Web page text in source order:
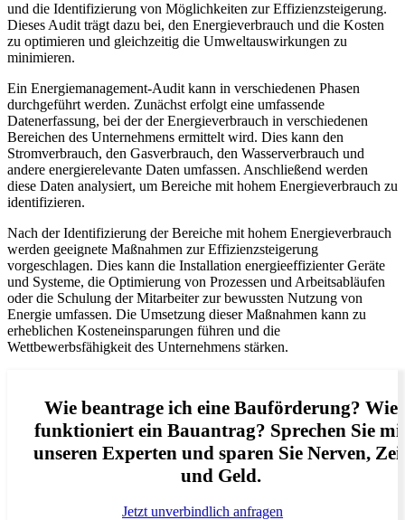
und die Identifizierung von Möglichkeiten zur Effizienzsteigerung.
Dieses Audit trägt dazu bei, den Energieverbrauch und die Kosten
zu optimieren und gleichzeitig die Umweltauswirkungen zu
minimieren.
Ein Energiemanagement-Audit kann in verschiedenen Phasen
durchgeführt werden. Zunächst erfolgt eine umfassende
Datenerfassung, bei der der Energieverbrauch in verschiedenen
Bereichen des Unternehmens ermittelt wird. Dies kann den
Stromverbrauch, den Gasverbrauch, den Wasserverbrauch und
andere energierelevante Daten umfassen. Anschließend werden
diese Daten analysiert, um Bereiche mit hohem Energieverbrauch zu
identifizieren.
Nach der Identifizierung der Bereiche mit hohem Energieverbrauch
werden geeignete Maßnahmen zur Effizienzsteigerung
vorgeschlagen. Dies kann die Installation energieeffizienter Geräte
und Systeme, die Optimierung von Prozessen und Arbeitsabläufen
oder die Schulung der Mitarbeiter zur bewussten Nutzung von
Energie umfassen. Die Umsetzung dieser Maßnahmen kann zu
erheblichen Kosteneinsparungen führen und die
Wettbewerbsfähigkeit des Unternehmens stärken.
Wie beantrage ich eine Bauförderung? Wie
funktioniert ein Bauantrag? Sprechen Sie
unseren Experten und sparen Sie Nerven,
und Geld.
Jetzt unverbindlich anfragen